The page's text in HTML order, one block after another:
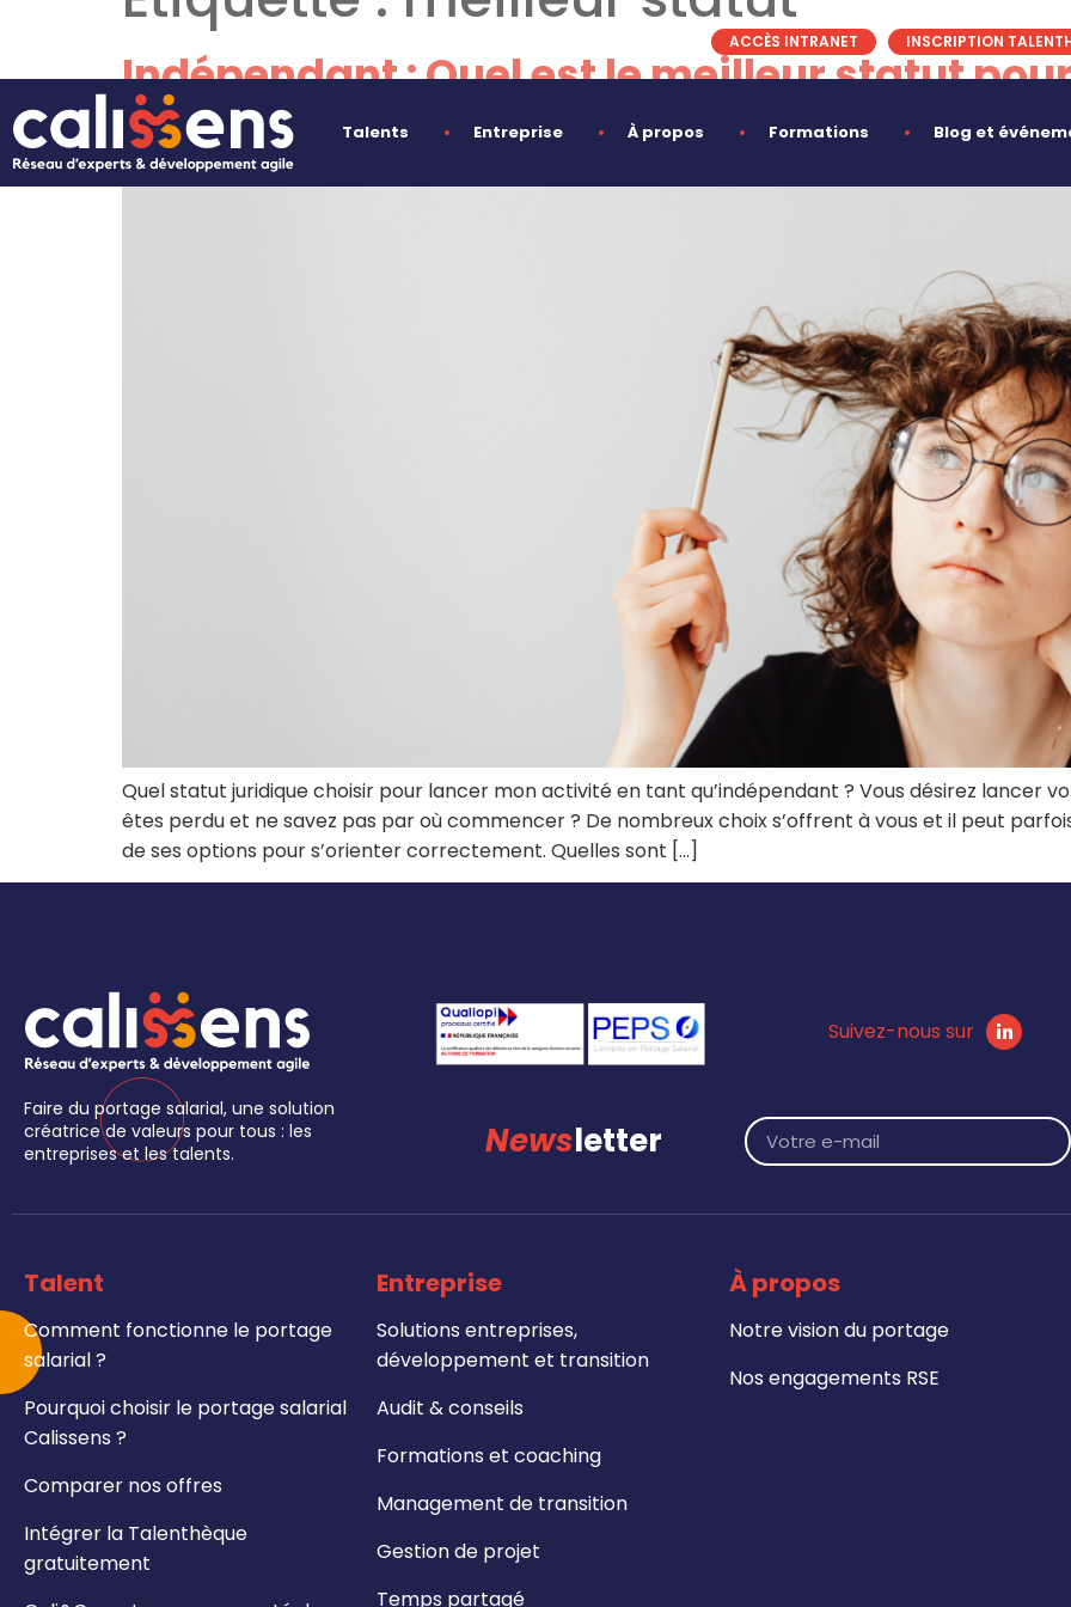
ACCÈS INTRANET INSCRIPTION
Talents Entreprise À propos Formations Blog et
Indépendant : Quel est le meilleur statut
?
Quel statut juridique choisir pour lancer mon activité en tant qu’indépendant ? Vous désirez lancer
êtes perdu et ne savez pas par où commencer ? De nombreux choix s’offrent à vous et il peut
de ses options pour s’orienter correctement. Quelles sont […]
Suivez-nous sur
Faire du portage salarial, une solution
créatrice de valeurs pour tous : les
entreprises et les talents.
Newsletter
Talent
Comment fonctionne le portage
salarial ?
Pourquoi choisir le portage salarial
Calissens ?
Comparer nos offres
Intégrer la Talenthèque
gratuitement
Entreprise
Solutions entreprises,
développement et transition
Audit & conseils
Formations et coaching
Management de transition
Gestion de projet
Temps partagé
À propos
Notre vision du portage
Nos engagements RSE